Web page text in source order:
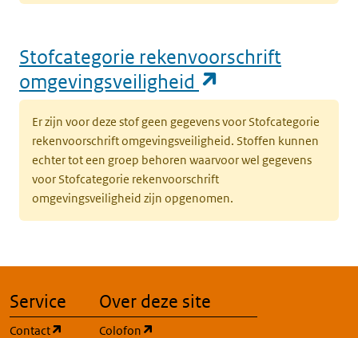
Stofcategorie rekenvoorschrift
omgevingsveiligheid
Er zijn voor deze stof geen gegevens voor Stofcategorie
rekenvoorschrift omgevingsveiligheid. Stoffen kunnen
echter tot een groep behoren waarvoor wel gegevens
voor Stofcategorie rekenvoorschrift
omgevingsveiligheid zijn opgenomen.
Service
Contact (opent in een nieuw tabblad)
Over deze site
Colofon